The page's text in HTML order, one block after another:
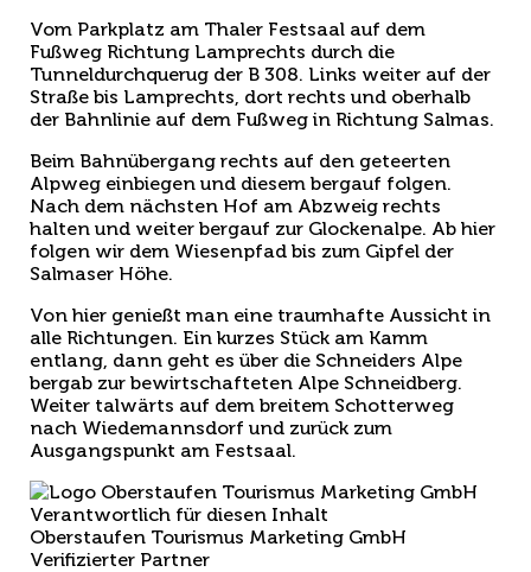
Vom Parkplatz am Thaler Festsaal auf dem
Fußweg Richtung Lamprechts durch die
Tunneldurchquerug der B 308. Links weiter auf der
Straße bis Lamprechts, dort rechts und oberhalb
der Bahnlinie auf dem Fußweg in Richtung Salmas.
Beim Bahnübergang rechts auf den geteerten
Alpweg einbiegen und diesem bergauf folgen.
Nach dem nächsten Hof am Abzweig rechts
halten und weiter bergauf zur Glockenalpe. Ab hier
folgen wir dem Wiesenpfad bis zum Gipfel der
Salmaser Höhe.
Von hier genießt man eine traumhafte Aussicht in
alle Richtungen. Ein kurzes Stück am Kamm
entlang, dann geht es über die Schneiders Alpe
bergab zur bewirtschafteten Alpe Schneidberg.
Weiter talwärts auf dem breitem Schotterweg
nach Wiedemannsdorf und zurück zum
Ausgangspunkt am Festsaal.
Verantwortlich für diesen Inhalt
Oberstaufen Tourismus Marketing GmbH
Verifizierter Partner